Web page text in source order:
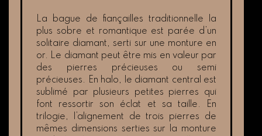
La bague de fiançailles traditionnelle la
plus sobre et romantique est parée d’un
solitaire diamant, serti sur une monture en
or. Le diamant peut être mis en valeur par
des pierres précieuses ou semi
précieuses. En halo, le diamant central est
sublimé par plusieurs petites pierres qui
font ressortir son éclat et sa taille. En
trilogie, l’alignement de trois pierres de
mêmes dimensions serties sur la monture